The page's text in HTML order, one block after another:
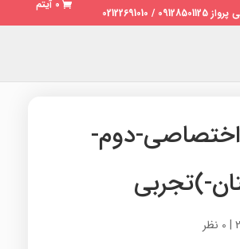
/ 02122691010
0 آیتم
دوم-
)تجربی
| 0 نظر